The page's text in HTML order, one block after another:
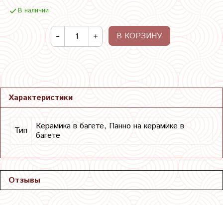
В наличии
В КОРЗИНУ
Характеристики
Тип
Керамика в багете, Панно на керамике в
багете
Отзывы